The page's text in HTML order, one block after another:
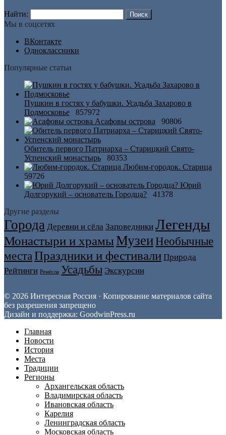
Найти:
Мы в соцсетях
ВКонтакте
Одноклассники
Популярные статьи
Пушкин в гостях у бабушки. Усадьба Захарово в
Подмосковье
857972
Асафовы острова
90806
Обитель первого Патриарха – Старицкий Свято-
Успенский монастырь
80353
Любим-городок. Старица
59726
Юрий
Долгорукий – основатель Городца?
41378
Другие разделы
Города Деревни и сёла Заповедники Легенды
Монастыри и храмы МузеиНеобычные
местаПраздники и фестивали Природа
Рейтинги Ремёсла Усадьбы Экскурсии
© 2026 Интересная Россия · Копирование материалов сайта
без разрешения запрещено
Дизайн и поддержка: GoodwinPress.ru
Главная
Новости
История
Места
Традиции
Регионы
Архангельская область
Владимирская область
Ивановская область
Карелия
Ленинградская область
Московская область